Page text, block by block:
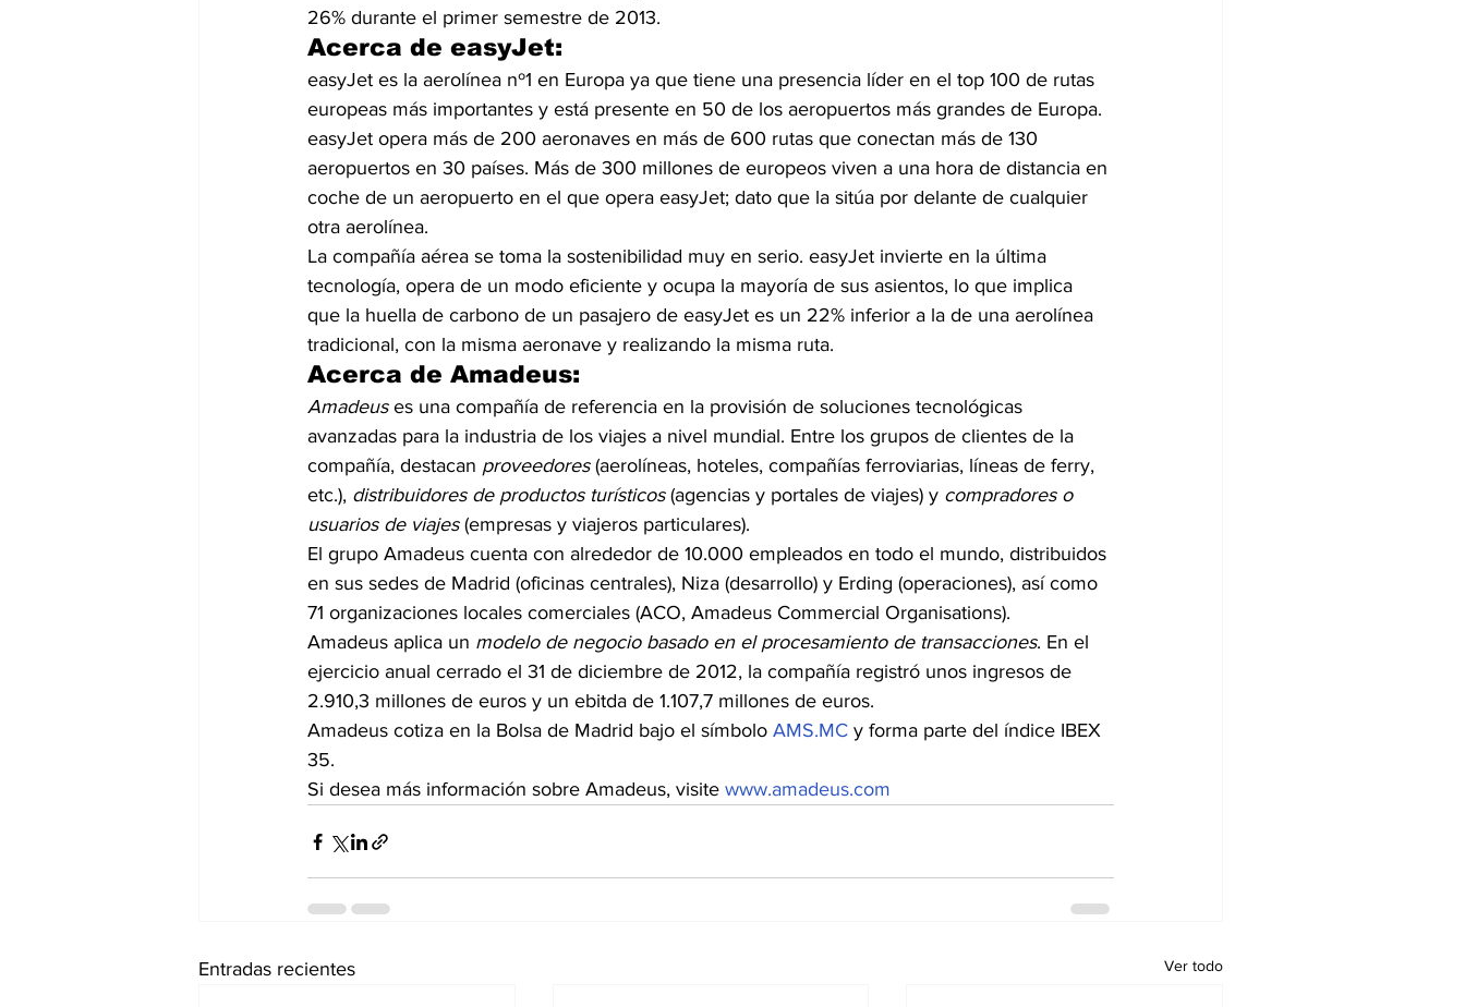
26% durante el primer semestre de 2013.
Acerca de easyJet:
easyJet es la aerolínea nº1 en Europa ya que tiene una presencia líder en el top 100 de rutas
europeas más importantes y está presente en 50 de los aeropuertos más grandes de Europa.
easyJet opera más de 200 aeronaves en más de 600 rutas que conectan más de 130
aeropuertos en 30 países. Más de 300 millones de europeos viven a una hora de distancia en
coche de un aeropuerto en el que opera easyJet; dato que la sitúa por delante de cualquier
otra aerolínea.
La compañía aérea se toma la sostenibilidad muy en serio. easyJet invierte en la última
tecnología, opera de un modo eficiente y ocupa la mayoría de sus asientos, lo que implica
que la huella de carbono de un pasajero de easyJet es un 22% inferior a la de una aerolínea
tradicional, con la misma aeronave y realizando la misma ruta.
Acerca de Amadeus:
Amadeus es una compañía de referencia en la provisión de soluciones tecnológicas
avanzadas para la industria de los viajes a nivel mundial. Entre los grupos de clientes de la
compañía, destacan proveedores (aerolíneas, hoteles, compañías ferroviarias, líneas de ferry,
etc.), distribuidores de productos turísticos (agencias y portales de viajes) y compradores o
usuarios de viajes (empresas y viajeros particulares).
El grupo Amadeus cuenta con alrededor de 10.000 empleados en todo el mundo, distribuidos
en sus sedes de Madrid (oficinas centrales), Niza (desarrollo) y Erding (operaciones), así como
71 organizaciones locales comerciales (ACO, Amadeus Commercial Organisations).
Amadeus aplica un modelo de negocio basado en el procesamiento de transacciones. En el
ejercicio anual cerrado el 31 de diciembre de 2012, la compañía registró unos ingresos de
2.910,3 millones de euros y un ebitda de 1.107,7 millones de euros.
Amadeus cotiza en la Bolsa de Madrid bajo el símbolo AMS.MC y forma parte del índice IBEX
35.
Si desea más información sobre Amadeus, visite www.amadeus.com
Entradas recientes Ver todo